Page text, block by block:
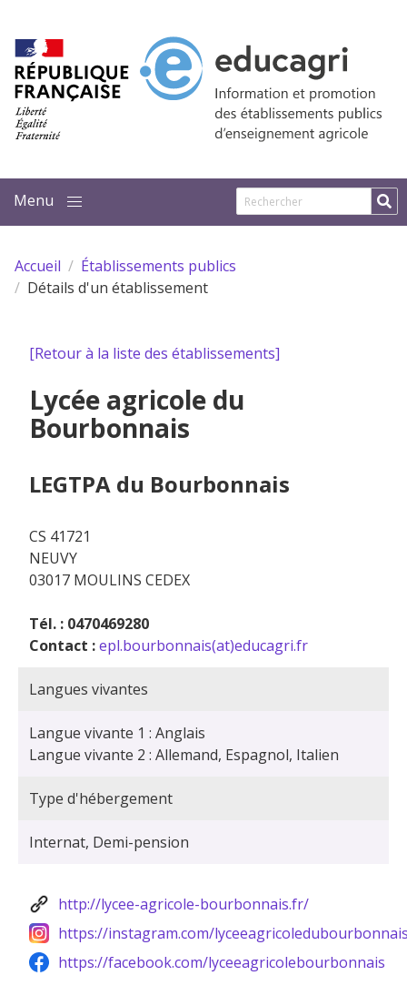
Accueil
Établissements publics
Détails d'un établissement
[Retour à la liste des établissements]
Lycée agricole du
Bourbonnais
LEGTPA du Bourbonnais
CS 41721
NEUVY
03017 MOULINS CEDEX
Tél. : 0470469280
Contact :epl.bourbonnais(at)educagri.fr
Langues vivantes
Langue vivante 1 : Anglais
Langue vivante 2 : Allemand, Espagnol, Italien
Type d'hébergement
Internat, Demi-pension
http://lycee-agricole-bourbonnais.fr/
https://instagram.com/
https://facebook.com/lyceeagricolebourbonnais